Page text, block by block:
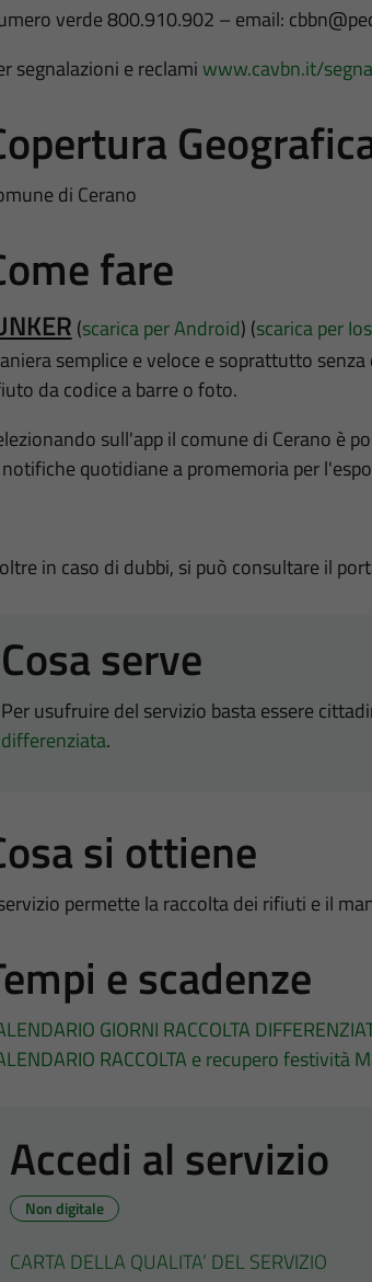
verde 800.910.902 – email:
segnalazioni e reclamiwww.cavbn.it/
di Cerano
fare
(scarica per Android) (scarica per Ios
semplice e veloce e soprattutto
da codice a barre o foto.
sull'app il comune di Cerano è
quotidiane a promemoria per
in caso di dubbi, si può consultare il
Cosa serve
Per usufruire del servizio basta essere
differenziata.
si ottiene
permette la raccolta dei rifiuti e il
e scadenze
GIORNI RACCOLTA
RACCOLTA e recupero festività
Accedi al servizio
Non digitale
CARTA DELLA QUALITA’ DEL SERVIZIO